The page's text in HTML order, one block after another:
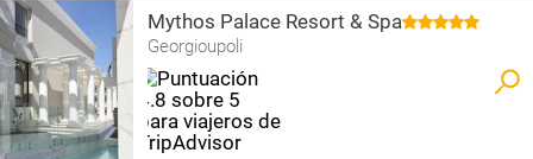
Mythos Palace Resort & Spa
Georgioupoli